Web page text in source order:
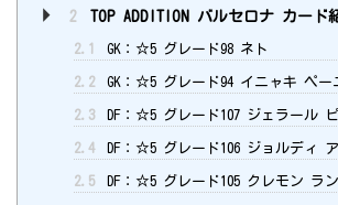
2 TOP ADDITION バルセロナ カード
2.1 GK：☆5 グレード98 ネト
2.2 GK：☆5 グレード94 イニャキ ペー
2.3 DF：☆5 グレード107 ジェラール
2.4 DF：☆5 グレード106 ジョルディ
2.5 DF：☆5 グレード105 クレモン ラ